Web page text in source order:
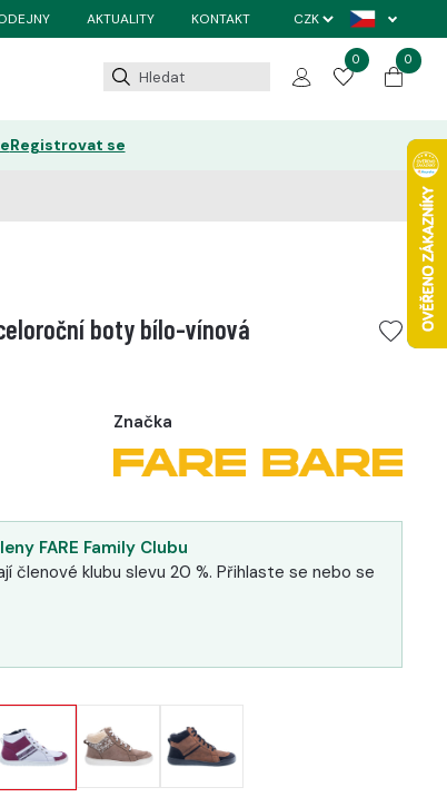
AKTUALITY KONTAKT
0 0
Registrovat se
celoroční boty bílo-vínová
Značka
FARE Family Clubu
členové klubu slevu 20 %. Přihlaste se nebo se